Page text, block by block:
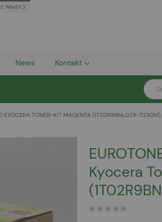
MwSt.)
News Kontakt
KYOCERA TONER-KIT MAGENTA (1T02R9BNL0;TK-5230M)
Kyocera